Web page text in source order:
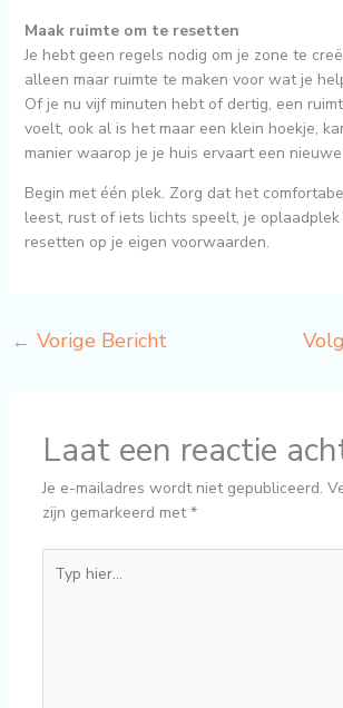
Maak ruimte om te resetten
Je hebt geen regels nodig om je zone te
alleen maar ruimte te maken voor wat je
Of je nu vijf minuten hebt of dertig, een
voelt, ook al is het maar een klein hoekje,
manier waarop je je huis ervaart een
Begin met één plek. Zorg dat het
leest, rust of iets lichts speelt, je
resetten op je eigen voorwaarden.
← Vorige Bericht
Laat een reactie
Je e-mailadres wordt niet gepubliceerd.
zijn gemarkeerd met*
hier...